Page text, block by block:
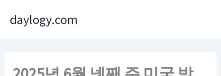
daylogy.com